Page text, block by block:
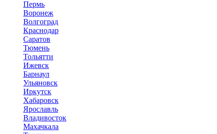
Пермь
Воронеж
Волгоград
Краснодар
Саратов
Тюмень
Тольятти
Ижевск
Барнаул
Ульяновск
Иркутск
Хабаровск
Ярославль
Владивосток
Махачкала